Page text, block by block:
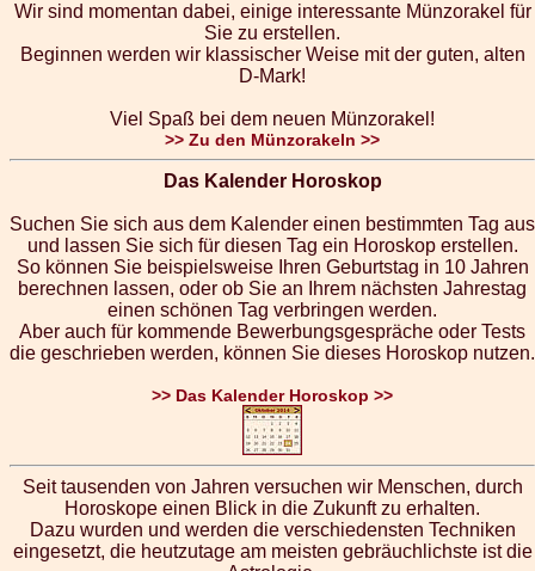
Wir sind momentan dabei, einige interessante Münzorakel für
Sie zu erstellen.
Beginnen werden wir klassischer Weise mit der guten, alten
D-Mark!
Viel Spaß bei dem neuen Münzorakel!
>> Zu den Münzorakeln >>
Das Kalender Horoskop
Suchen Sie sich aus dem Kalender einen bestimmten Tag aus
und lassen Sie sich für diesen Tag ein Horoskop erstellen.
So können Sie beispielsweise Ihren Geburtstag in 10 Jahren
berechnen lassen, oder ob Sie an Ihrem nächsten Jahrestag
einen schönen Tag verbringen werden.
Aber auch für kommende Bewerbungsgespräche oder Tests
die geschrieben werden, können Sie dieses Horoskop nutzen.
>> Das Kalender Horoskop >>
Seit tausenden von Jahren versuchen wir Menschen, durch
Horoskope einen Blick in die Zukunft zu erhalten.
Dazu wurden und werden die verschiedensten Techniken
eingesetzt, die heutzutage am meisten gebräuchlichste ist die